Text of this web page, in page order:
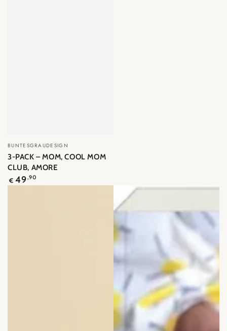
Verkäufer/in:
BUNTESGRAUDESIGN
3-PACK – MOM, COOL MOM
CLUB, AMORE
Regulärer
Preis
€ 49,90